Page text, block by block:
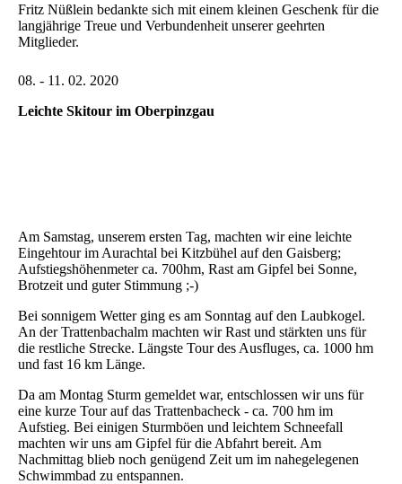
Fritz Nüßlein bedankte sich mit einem kleinen Geschenk für die
langjährige Treue und Verbundenheit unserer geehrten
Mitglieder.
08. - 11. 02. 2020
Leichte Skitour im Oberpinzgau
Am Samstag, unserem ersten Tag, machten wir eine leichte
Eingehtour im Aurachtal bei Kitzbühel auf den Gaisberg;
Aufstiegshöhenmeter ca. 700hm, Rast am Gipfel bei Sonne,
Brotzeit und guter Stimmung ;-)
Bei sonnigem Wetter ging es am Sonntag auf den Laubkogel.
An der Trattenbachalm machten wir Rast und stärkten uns für
die restliche Strecke. Längste Tour des Ausfluges, ca. 1000 hm
und fast 16 km Länge.
Da am Montag Sturm gemeldet war, entschlossen wir uns für
eine kurze Tour auf das Trattenbacheck - ca. 700 hm im
Aufstieg. Bei einigen Sturmböen und leichtem Schneefall
machten wir uns am Gipfel für die Abfahrt bereit. Am
Nachmittag blieb noch genügend Zeit um im nahegelegenen
Schwimmbad zu entspannen.